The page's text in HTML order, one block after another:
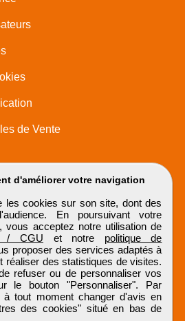
d'améliorer votre navigation
les cookies sur son site, dont des
En poursuivant votre
vous acceptez notre utilisation de
/ CGU et notre politique de
proposer des services adaptés à
réaliser des statistiques de visites.
refuser ou de personnaliser vos
le bouton "Personnaliser". Par
à tout moment changer d'avis en
des cookies" situé en bas de
de Vente